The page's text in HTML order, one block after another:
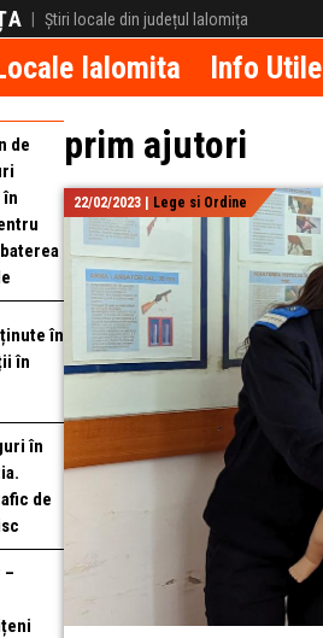
| Știri locale din județul Ialomița
Ialomita Info Utile
de
în
în
în
în
de
–
prim ajutori
22/02/2023 | Lege si Ordine